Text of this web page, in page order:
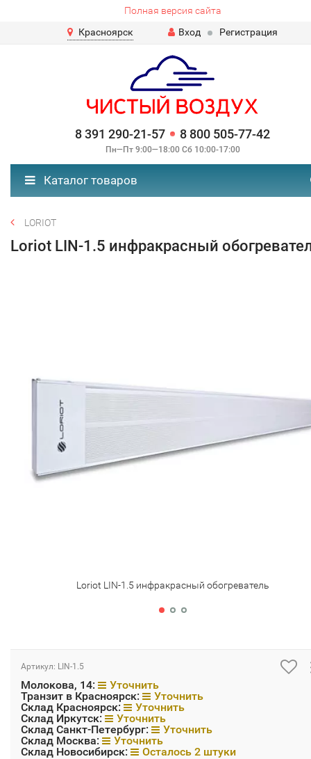
Полная версия сайта
Красноярск
Вход Регистрация
8 391 290-21-57 8 800 505-77-42
Пн—Пт 9:00—18:00 Сб 10:00-17:00
Каталог товаров
LORIOT
Loriot LIN-1.5 инфракрасный
Loriot LIN-1.5 инфракрасный обогреватель
Артикул: LIN-1.5
Молокова, 14:
Уточнить
Транзит в Красноярск:
Уточнить
Склад Красноярск:
Уточнить
Склад Иркутск:
Уточнить
Склад Санкт-Петербург:
Уточнить
Склад Москва:
Уточнить
Склад Новосибирск:
Осталось 2 штуки